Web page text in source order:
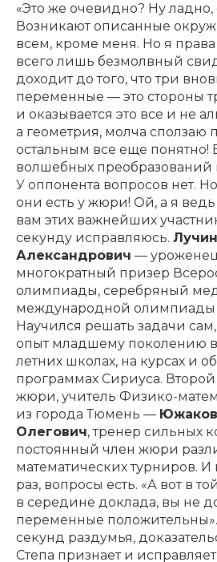
«Это же очевидно? Ну ладно,
Возникают описанные
всем, кроме меня. Но я
всего лишь безмолвный
доходит до того, что три
переменные — это стороны
и оказывается это все и не
а геометрия, молча сползаю
остальным все еще понятно!
волшебных преобразований
У оппонента вопросов нет.
они есть у жюри! Ой, а я
вам этих важнейших
секунду исправляюсь.
Александрович —
многократный призер
олимпиады, серебряный
международной олимпиады
Научился решать задачи
опыт младшему поколению
летних школах, на курсах и
программах Сириуса.
жюри, учитель Физико-
из города Тюмень —
Олегович, тренер сильных
постоянный член жюри
математических турниров. И
раз, вопросы есть. «А вот в
в середине доклада, вы не
переменные
секунд раздумья,
Степа признает и